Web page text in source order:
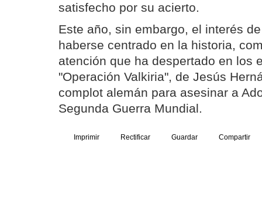
satisfecho por su acierto.
Este año, sin embargo, el interés
haberse centrado en la historia,
atención que ha despertado en los
"Operación Valkiria", de Jesús
complot alemán para asesinar a
Segunda Guerra Mundial.
Imprimir Rectificar Guardar Compartir